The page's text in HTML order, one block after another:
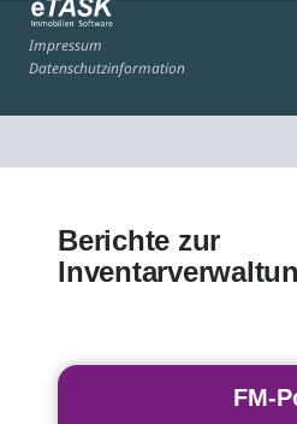
Impressum
Datenschutzinformation
Berichte zur
FM-